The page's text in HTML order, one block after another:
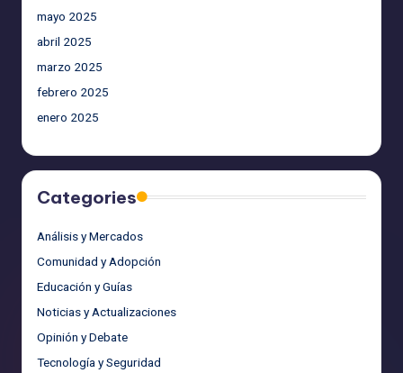
mayo 2025
abril 2025
marzo 2025
febrero 2025
enero 2025
Categories
Análisis y Mercados
Comunidad y Adopción
Educación y Guías
Noticias y Actualizaciones
Opinión y Debate
Tecnología y Seguridad